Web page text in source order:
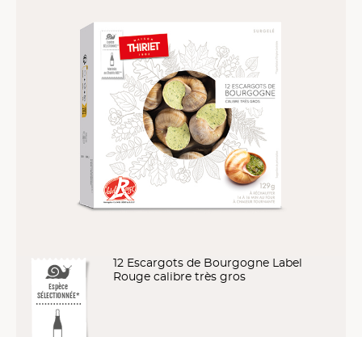
Espèce
SÉLECTIONNÉE*
12 Escargots de Bourgogne Label
Rouge calibre très gros